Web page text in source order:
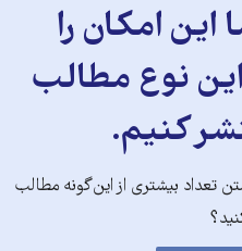
این امکان را
این نوع مطالب
کنیم.
تعداد بیشتری از این‌گونه مطالب